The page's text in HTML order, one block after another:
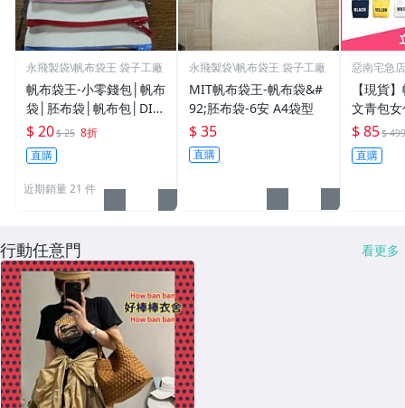
永飛製袋\帆布袋王 袋子工廠
帆布袋王-小零錢包│帆布
袋│胚布袋│帆布包│DIY
蝶古巴特
$ 20$ 25 8折
直購
近期銷量 21 件
永飛製袋\帆布袋王 袋子工廠
MIT帆布袋王-帆布袋&#
92;胚布袋-6安 A4袋型
$ 35
直購
惡南宅急店
【現貨
文青包
韓國文
店【
$ 85$ 499
直購
行動任意門 看更多